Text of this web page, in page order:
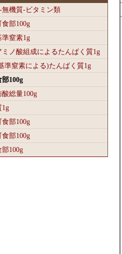
無機質-ビタミン類
部100g
準窒素1g
ミノ酸組成によるたんぱく質1g
準窒素による)たんぱく質1g
100g
総量100g
1g
部100g
食部100g
部100g